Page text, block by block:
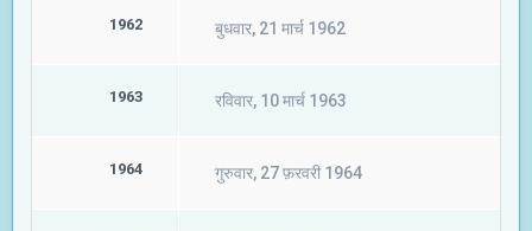
1962 बुधवार, 21 मार्च 1962
1963 रविवार, 10 मार्च 1963
1964 गुरुवार, 27 फ़रवरी 1964